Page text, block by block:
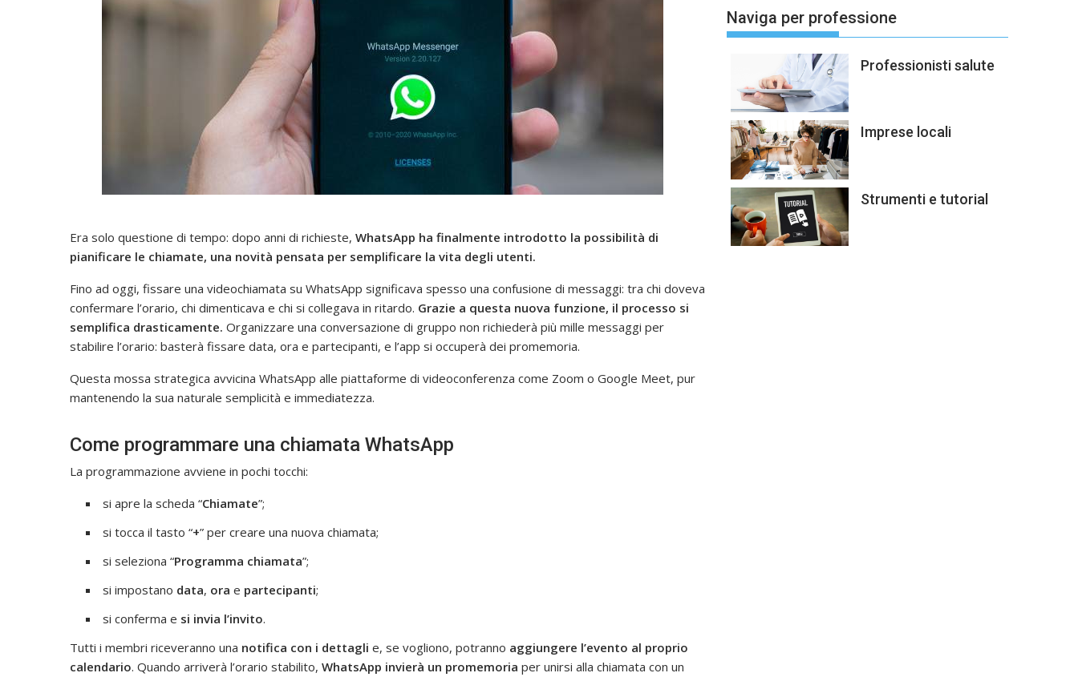
Era solo questione di tempo: dopo anni di richieste, WhatsApp ha finalmente introdotto la possibilità di
pianificare le chiamate, una novità pensata per semplificare la vita degli utenti.
Fino ad oggi, fissare una videochiamata su WhatsApp significava spesso una confusione di messaggi: tra chi doveva
confermare l’orario, chi dimenticava e chi si collegava in ritardo. Grazie a questa nuova funzione, il processo si
semplifica drasticamente. Organizzare una conversazione di gruppo non richiederà più mille messaggi per
stabilire l’orario: basterà fissare data, ora e partecipanti, e l’app si occuperà dei promemoria.
Questa mossa strategica avvicina WhatsApp alle piattaforme di videoconferenza come Zoom o Google Meet, pur
mantenendo la sua naturale semplicità e immediatezza.
Come programmare una chiamata WhatsApp
La programmazione avviene in pochi tocchi:
si apre la scheda “Chiamate”;
si tocca il tasto “+” per creare una nuova chiamata;
si seleziona “Programma chiamata”;
si impostano data, ora e partecipanti;
si conferma e si invia l’invito.
Tutti i membri riceveranno una notifica con i dettagli e, se vogliono, potranno aggiungere l’evento al proprio
calendario. Quando arriverà l’orario stabilito, WhatsApp invierà un promemoria per unirsi alla chiamata con un
Naviga per professione
Professionisti salute
Imprese locali
Strumenti e tutorial